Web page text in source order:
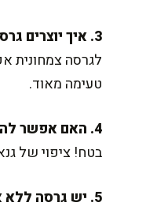
3. איך יוצרים גרסה צמחונית לעוגה?
לגרסה צמחונית
טעימה מאוד.
4. האם אפשר להוסיף לעוגה מילוי או ציפוי?
בטח! ציפוי של
5. יש גרסה ללא אגוזים?